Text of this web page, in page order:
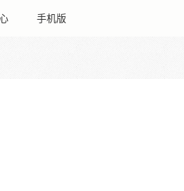
手机版